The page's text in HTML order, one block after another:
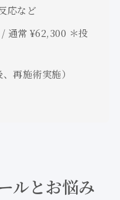
応など
通常 ¥62,300 ＊投
再施術実施）
ルとお悩み